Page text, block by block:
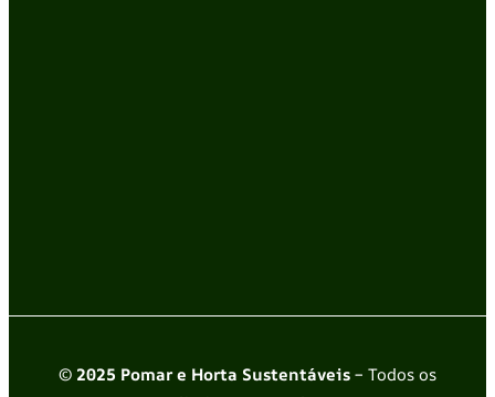
© 2025 Pomar e Horta Sustentáveis– Todos os